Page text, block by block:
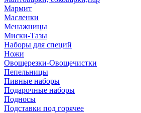
Мармит
Масленки
Менажницы
Миски-Тазы
Наборы для специй
Ножи
Овощерезки-Овощечистки
Пепельницы
Пивные наборы
Подарочные наборы
Подносы
Подставки под горячее